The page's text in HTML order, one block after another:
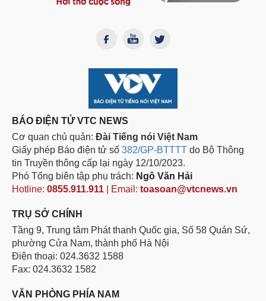
BÁO ĐIỆN TỬ VTC NEWS
Cơ quan chủ quản: Đài Tiếng nói Việt Nam
Giấy phép Báo điện tử số 382/GP-BTTTT do Bộ Thông
tin Truyền thông cấp lại ngày 12/10/2023.
Phó Tổng biên tập phụ trách: Ngô Văn Hải
Hotline: 0855.911.911 | Email: toasoan@vtcnews.vn
TRỤ SỞ CHÍNH
Tầng 9, Trung tâm Phát thanh Quốc gia, Số 58 Quán Sứ,
phường Cửa Nam, thành phố Hà Nội
Điện thoại: 024.3632 1588
Fax: 024.3632 1582
VĂN PHÒNG PHÍA NAM